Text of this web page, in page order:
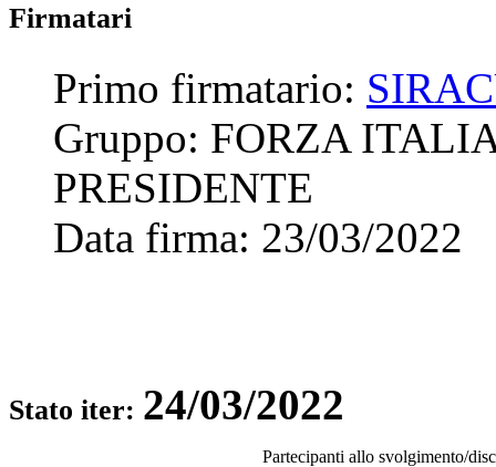
Firmatari
Primo firmatario:
Gruppo: FORZA
PRESIDENTE
Data firma: 23/03/2022
Stato iter: 24/03/2022
Partecipanti allo svolgimento/